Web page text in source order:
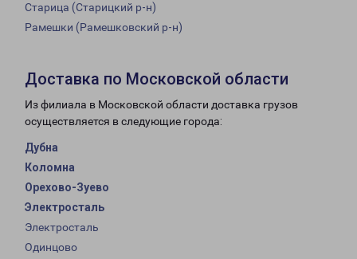
Старица (Старицкий р-н)
Рамешки (Рамешковский р-н)
Доставка по Московской области
Из филиала в Московской области доставка грузов
осуществляется в следующие города:
Дубна
Коломна
Орехово-Зуево
Электросталь
Электросталь
Одинцово